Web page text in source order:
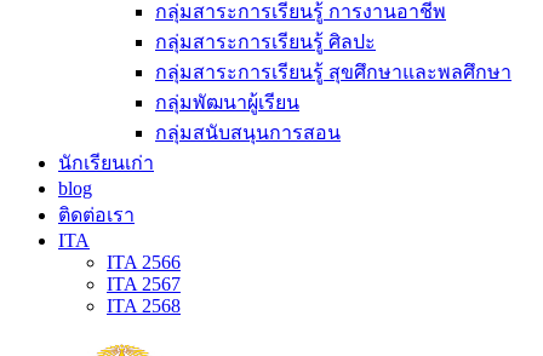
กลุ่มสาระการเรียนรู้ การงานอาชีพ
กลุ่มสาระการเรียนรู้ ศิลปะ
กลุ่มสาระการเรียนรู้ สุขศึกษาและพลศึกษา
กลุ่มพัฒนาผู้เรียน
กลุ่มสนับสนุนการสอน
นักเรียนเก่า
blog
ติดต่อเรา
ITA
ITA 2566
ITA 2567
ITA 2568